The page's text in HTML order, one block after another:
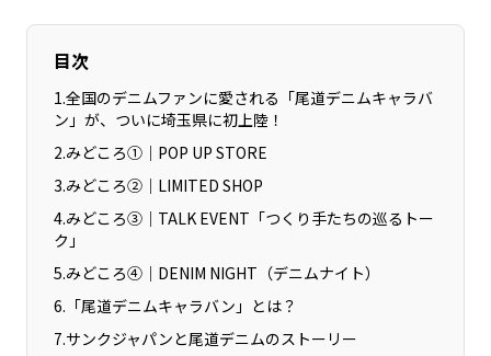
岡山エリア
香川エリア
愛媛エリア
高知エリア
福岡エリア
佐賀エリア
長崎エリア
熊本エリア
大分エリア
宮崎エリア
目次
1.全国のデニムファンに愛される「尾道デニムキャラバ
ン」が、ついに埼玉県に初上陸！
2.みどころ①｜POP UP STORE
3.みどころ②｜LIMITED SHOP
4.みどころ③｜TALK EVENT「つくり手たちの巡るトー
ク」
5.みどころ④｜DENIM NIGHT（デニムナイト）
6. 「尾道デニムキャラバン」とは？
7.サンクジャパンと尾道デニムのストーリー